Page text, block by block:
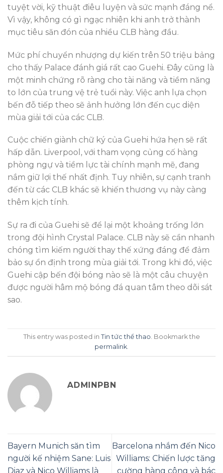
tuyệt vời, kỹ thuật điêu luyện và sức mạnh đáng nể.
Vì vậy, không có gì ngạc nhiên khi anh trở thành
mục tiêu săn đón của nhiều CLB hàng đầu.
Mức phí chuyển nhượng dự kiến trên 50 triệu bảng
cho thấy Palace đánh giá rất cao Guehi. Đây cũng là
một minh chứng rõ ràng cho tài năng và tiềm năng
to lớn của trung vệ trẻ tuổi này. Việc anh lựa chọn
bến đỗ tiếp theo sẽ ảnh hưởng lớn đến cục diện
mùa giải tới của các CLB.
Cuộc chiến giành chữ ký của Guehi hứa hẹn sẽ rất
hấp dẫn. Liverpool, với tham vọng củng cố hàng
phòng ngự và tiềm lực tài chính mạnh mẽ, đang
nắm giữ lợi thế nhất định. Tuy nhiên, sự cạnh tranh
đến từ các CLB khác sẽ khiến thương vụ này càng
thêm kịch tính.
Sự ra đi của Guehi sẽ để lại một khoảng trống lớn
trong đội hình Crystal Palace. CLB này sẽ cần nhanh
chóng tìm kiếm người thay thế xứng đáng để đảm
bảo sự ổn định trong mùa giải tới. Trong khi đó, việc
Guehi cập bến đội bóng nào sẽ là một câu chuyện
được người hâm mộ bóng đá quan tâm theo dõi sát
sao.
This entry was posted in Tin tức thể thao. Bookmark the
permalink.
ADMINPBN
Bayern Munich săn tìm
người kế nhiệm Sane: Luis
Diaz và Nico Williams là
Barcelona nhắm đến Nico
Williams: Chiến lược tăng
cường hàng công và bác